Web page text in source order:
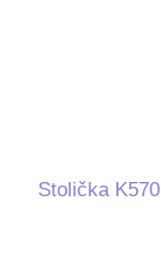
Stolička K570